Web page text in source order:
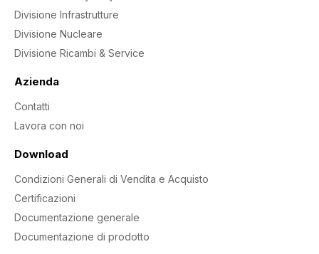
Divisione Infrastrutture
Divisione Nucleare
Divisione Ricambi & Service
Azienda
Contatti
Lavora con noi
Download
Condizioni Generali di Vendita e Acquisto
Certificazioni
Documentazione generale
Documentazione di prodotto